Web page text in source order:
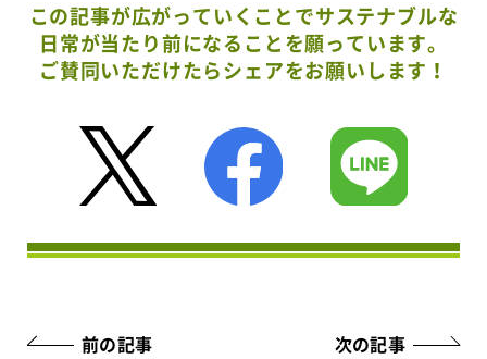
この記事が広がっていくことでサステナブルな
日常が当たり前になることを願っています。
ご賛同いただけたらシェアをお願いします！
前の記事 次の記事